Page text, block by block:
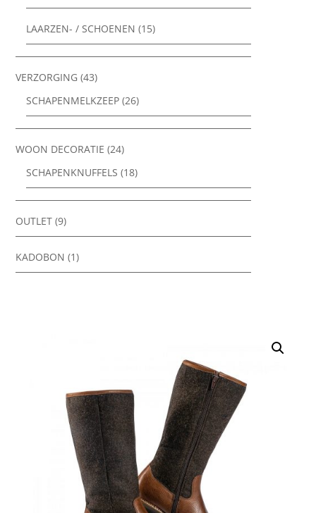
LAARZEN- / SCHOENEN (15)
VERZORGING (43)
SCHAPENMELKZEEP (26)
WOON DECORATIE (24)
SCHAPENKNUFFELS (18)
OUTLET (9)
KADOBON (1)